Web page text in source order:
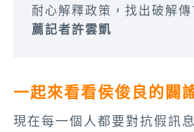
耐心解釋政策，找出破解
薦記者許雲凱
一起來看看侯俊良的闢
現在每一個人都要對抗假訊